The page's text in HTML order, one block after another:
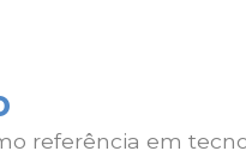
referência em